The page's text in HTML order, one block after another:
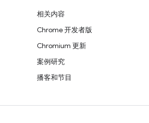
相关内容
Chrome 开发者版
Chromium 更新
案例研究
播客和节目